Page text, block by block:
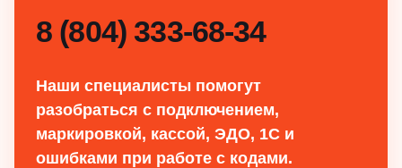
8 (804) 333-68-34
Наши специалисты помогут
разобраться с подключением,
маркировкой, кассой, ЭДО, 1С и
ошибками при работе с кодами.